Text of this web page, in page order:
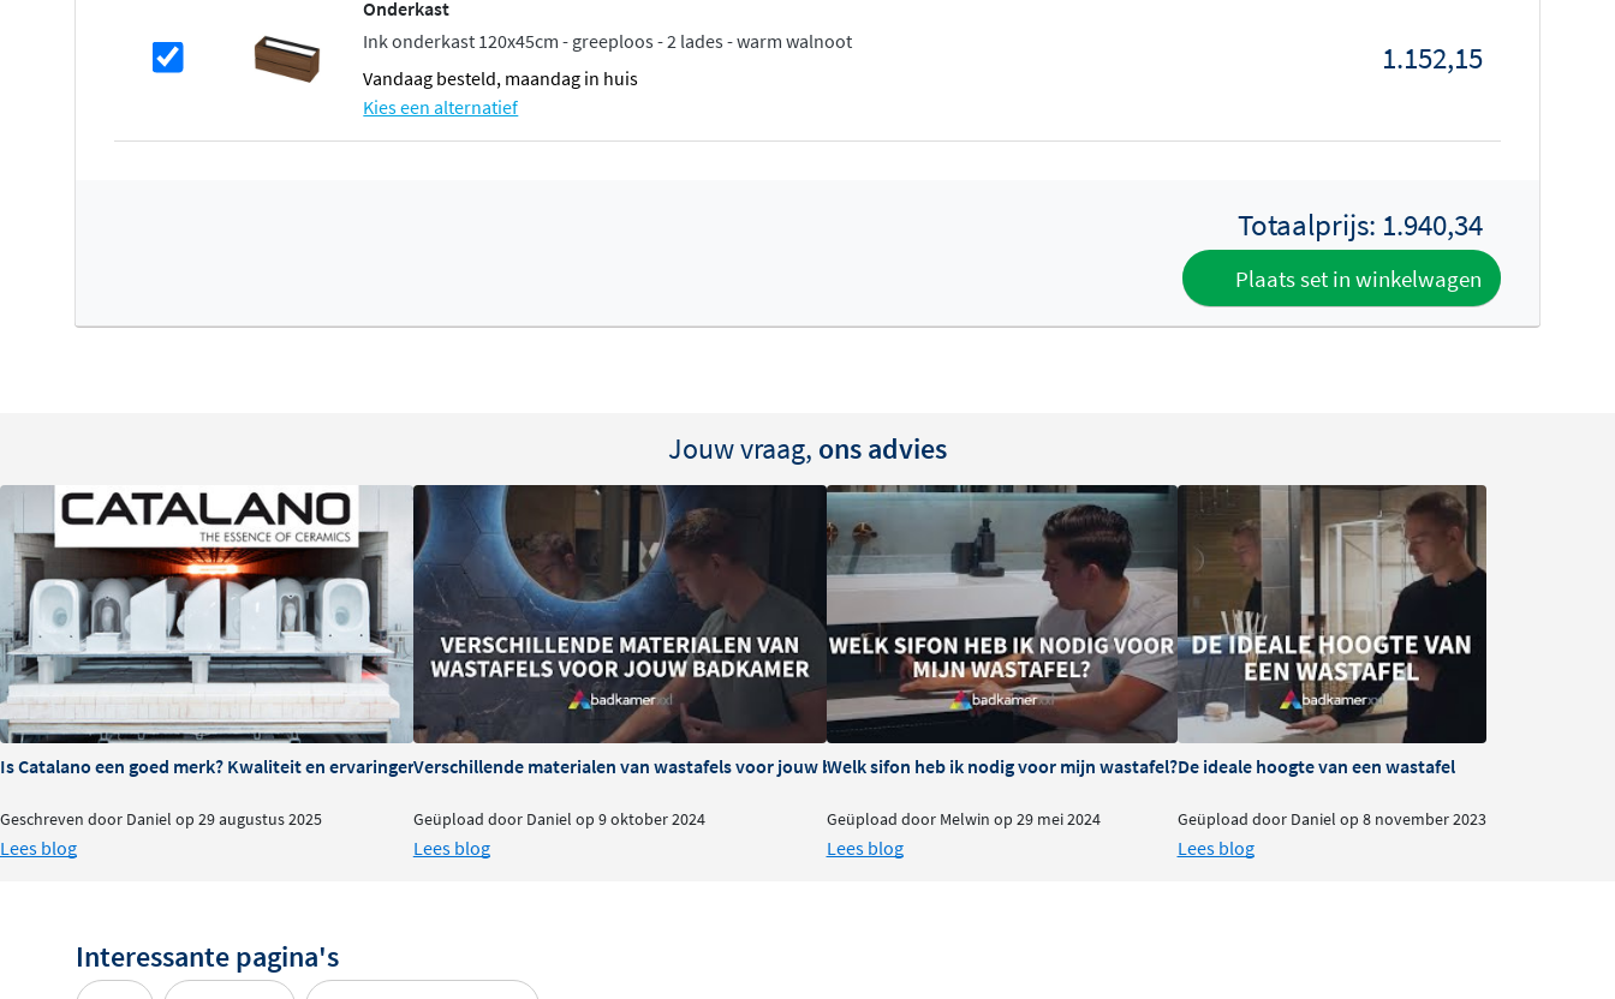
Veelzijdig ontwerp met slimme keuzes
De Faktor-serie biedt veel vrijheid. Kies voor een uitvoering met een royaal
Tip: kies een bijpassende afvoerplug
Voor een mooi en rustig geheel combineer je de wastafel met een afvoerplug in
dezelfde kleur en hetzelfde materiaal. Deze bestel je, net als de onderkast en de
kranen, eenvoudig mee.
Onderkast
Ink onderkast 120x45cm - greeploos - 2 lades - warm walnoot
vandaag besteld, maandag in huis
Kies een alternatief
1.152,15
Totaalprijs: 1.940,34
Plaats set in winkelwagen
Jouw vraag, ons advies
Is Catalano een goed merk? Kwaliteit en ervaringen
Geschreven door Daniel op 29 augustus 2025
Lees blog
Verschillende materialen van wastafels voor jouw badkamer
Geüpload door Daniel op 9 oktober 2024
Lees blog
Welk sifon heb ik nodig voor mijn wastafel?
Geüpload door Melwin op 29 mei 2024
Lees blog
De ideale hoogte van een wastafel
Geüpload door Daniel op 8 november 2023
Lees blog
Interessante pagina's